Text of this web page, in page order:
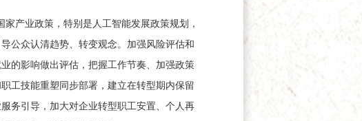
产业政策，特别是人工智能发展政策规划，
公众认清趋势、转变观念。加强风险评估和
的影响做出评估，把握工作节奏、加强政策
工技能重塑同步部署，建立在转型期内保留
务引导，加大对企业转型职工安置、个人再